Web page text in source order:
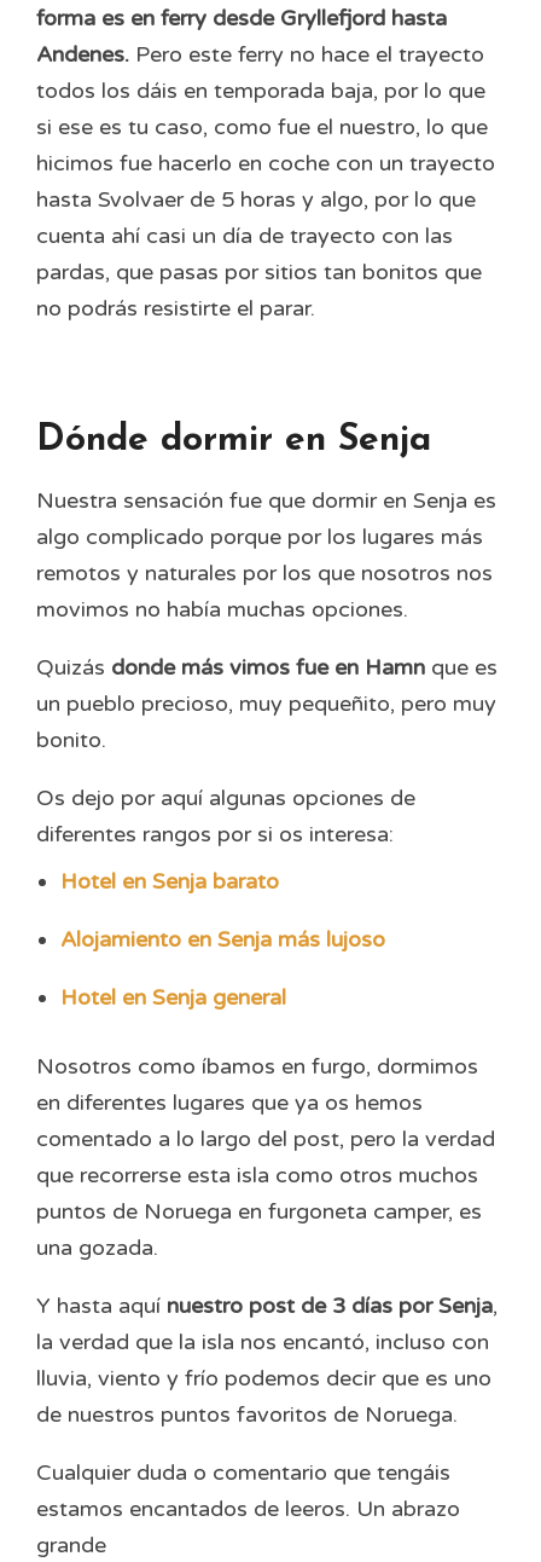
forma es en ferry desde Gryllefjord hasta
Andenes. Pero este ferry no hace el trayecto
todos los dáis en temporada baja, por lo que
si ese es tu caso, como fue el nuestro, lo que
hicimos fue hacerlo en coche con un trayecto
hasta Svolvaer de 5 horas y algo, por lo que
cuenta ahí casi un día de trayecto con las
pardas, que pasas por sitios tan bonitos que
no podrás resistirte el parar.
Dónde dormir en Senja
Nuestra sensación fue que dormir en Senja es
algo complicado porque por los lugares más
remotos y naturales por los que nosotros nos
movimos no había muchas opciones.
Quizás donde más vimos fue en Hamn que es
un pueblo precioso, muy pequeñito, pero muy
bonito.
Os dejo por aquí algunas opciones de
diferentes rangos por si os interesa:
Hotel en Senja barato
Alojamiento en Senja más lujoso
Hotel en Senja general
Nosotros como íbamos en furgo, dormimos
en diferentes lugares que ya os hemos
comentado a lo largo del post, pero la verdad
que recorrerse esta isla como otros muchos
puntos de Noruega en furgoneta camper, es
una gozada.
Y hasta aquí nuestro post de 3 días por Senja,
la verdad que la isla nos encantó, incluso con
lluvia, viento y frío podemos decir que es uno
de nuestros puntos favoritos de Noruega.
Cualquier duda o comentario que tengáis
estamos encantados de leeros. Un abrazo
grande